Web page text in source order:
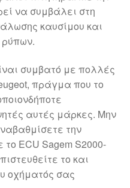
να συμβάλει στη
καυσίμου και
συμβατό με πολλές
πράγμα που το
αυτές μάρκες. Μην
την
ECU Sagem S2000-
το και
οχήματός σας